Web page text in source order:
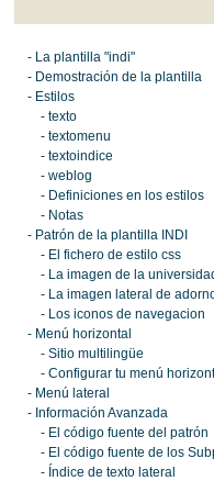
- La plantilla "indi"
- Demostración de la plantilla
- Estilos
- texto
- textomenu
- textoindice
- weblog
- Definiciones en los estilos
- Notas
- Patrón de la plantilla INDI
- El fichero de estilo css
- La imagen de la
- La imagen lateral de
- Los iconos de navegacion
- Menú horizontal
- Sitio multilingüe
- Configurar tu menú
- Menú lateral
- Información Avanzada
- El código fuente del patrón
- El código fuente de los
- Índice de texto lateral